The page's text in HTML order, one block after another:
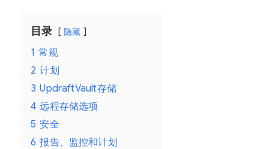
目录 隐藏
1 常规
2 计划
3 UpdraftVault存储
4 远程存储选项
5 安全
6 报告、监控和计划